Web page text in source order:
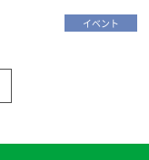
イベント